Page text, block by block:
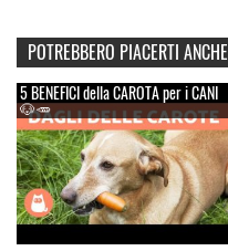
POTREBBERO PIACERTI ANCHE
5 BENEFICI della CAROTA per i CANI
🐶🥕